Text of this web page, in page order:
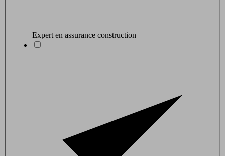
Expert en assurance construction